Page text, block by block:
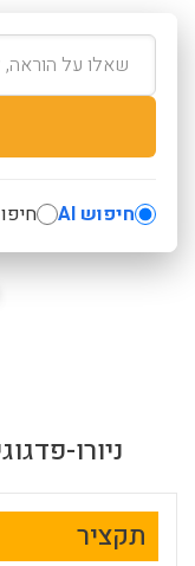
חיפוש AI
ניורו-
תקציר